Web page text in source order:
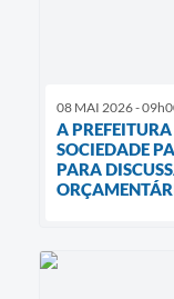
08 MAI 2026 -
A
SOCIEDADE
PARA